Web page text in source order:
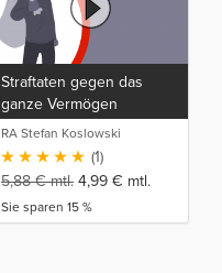
Straftaten gegen das
ganze Vermögen
RA Stefan Koslowski
(1)
5,88€mtl. 4,99 € mtl.
Sie sparen 15 %